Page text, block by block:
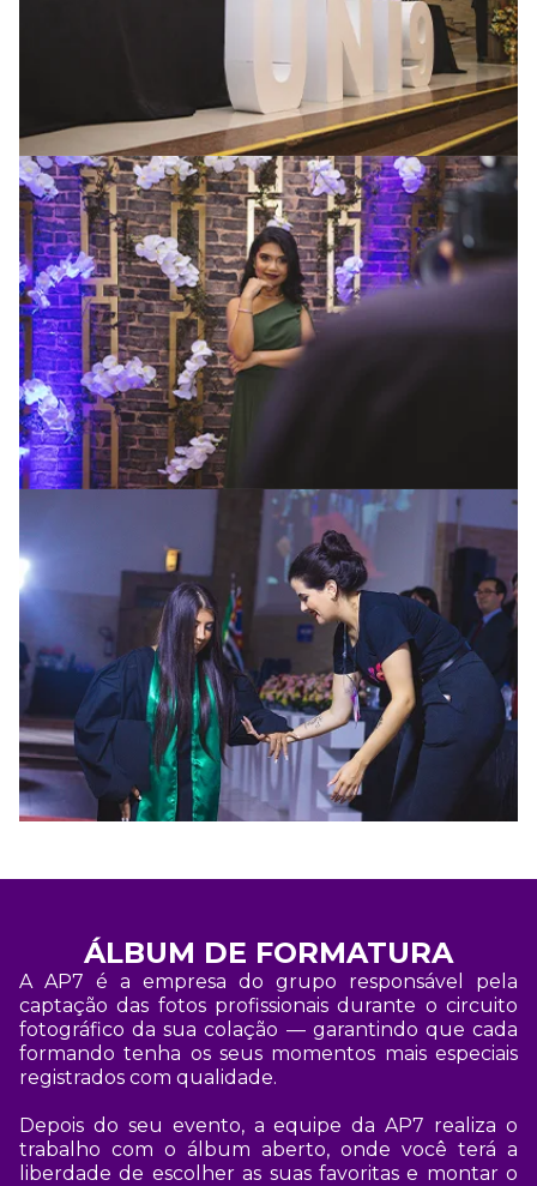
ÁLBUM DE FORMATURA
A AP7 é a empresa do grupo responsável pela
captação das fotos profissionais durante o circuito
fotográfico da sua colação — garantindo que cada
formando tenha os seus momentos mais especiais
registrados com qualidade.
Depois do seu evento, a equipe da AP7 realiza o
trabalho com o álbum aberto, onde você terá a
liberdade de escolher as suas favoritas e montar o